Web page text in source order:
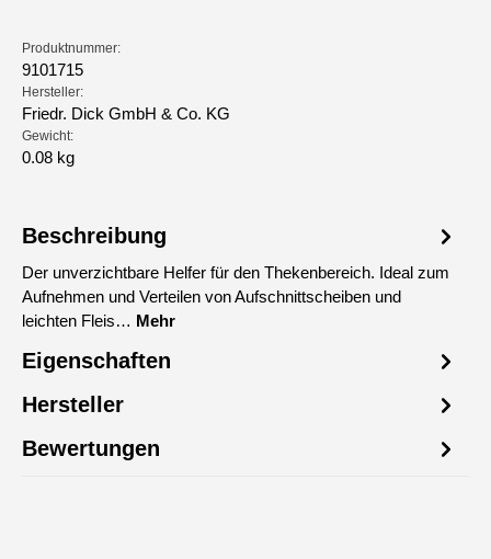
Produktnummer:
9101715
Hersteller:
Friedr. Dick GmbH & Co. KG
Gewicht:
0.08 kg
Beschreibung
Der unverzichtbare Helfer für den Thekenbereich. Ideal zum
Aufnehmen und Verteilen von Aufschnittscheiben und
leichten Fleis… Mehr
Eigenschaften
Hersteller
Bewertungen